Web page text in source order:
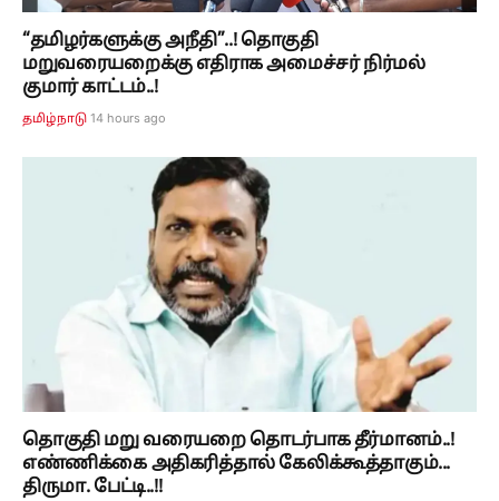
“தமிழர்களுக்கு அநீதி”..! தொகுதி
மறுவரையறைக்கு எதிராக அமைச்சர் நிர்மல்
குமார் காட்டம்..!
தமிழ்நாடு 14 hours ago
தொகுதி மறு வரையறை தொடர்பாக தீர்மானம்..!
எண்ணிக்கை அதிகரித்தால் கேலிக்கூத்தாகும்...
திருமா. பேட்டி..!!